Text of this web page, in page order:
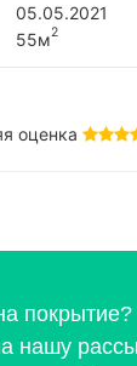
05.05.2021
55м2
оценка
покрытие?
нашу